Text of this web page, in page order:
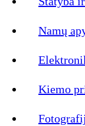
Namų
Kiemo